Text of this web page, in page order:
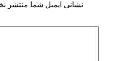
نشانی ایمیل شما منتشر